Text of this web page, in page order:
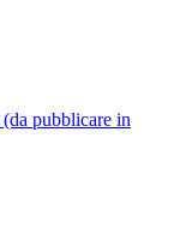
pubblicare in